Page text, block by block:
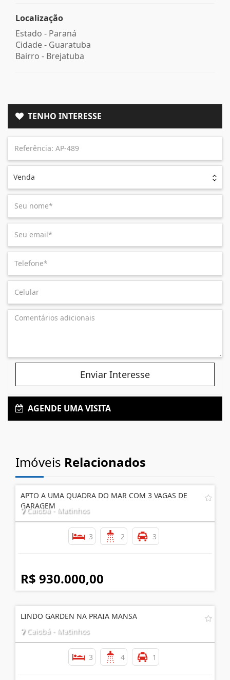
Localização
Estado - Paraná
Cidade - Guaratuba
Bairro - Brejatuba
TENHO INTERESSE
Venda
Enviar Interesse
AGENDE UMA VISITA
Imóveis Relacionados
APTO A UMA QUADRA DO MAR COM 3 VAGAS DE
GARAGEM
Caiobá - Matinhos
3 2 3
R$ 930.000,00
LINDO GARDEN NA PRAIA MANSA
Caiobá - Matinhos
3 4 1